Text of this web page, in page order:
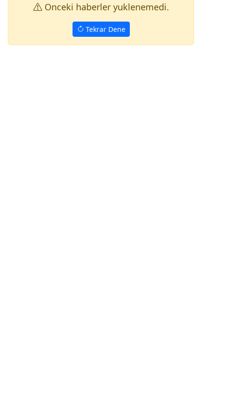
Onceki haberler yuklenemedi.
Tekrar Dene